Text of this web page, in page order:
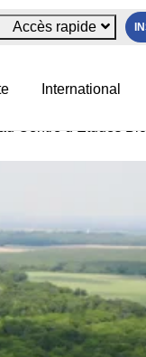
Accès rapide
International